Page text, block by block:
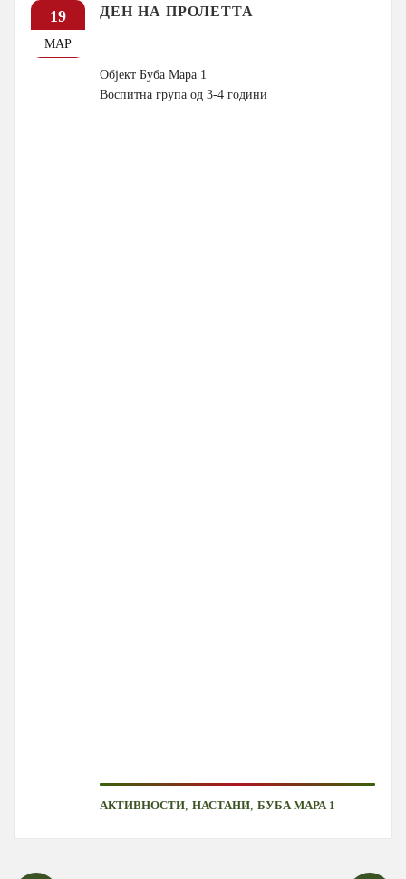
19
МАР
ДЕН НА ПРОЛЕТТА
Објект Буба Мара 1
Воспитна група од 3-4 години
АКТИВНОСТИ ,НАСТАНИ ,БУБА МАРА 1